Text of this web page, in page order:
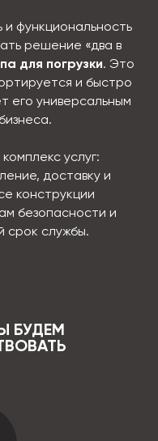
и функциональность
решение «два в
для погрузки. Это
и быстро
его универсальным
услуг:
доставку и
конструкции
безопасности и
срок службы.
БУДЕМ